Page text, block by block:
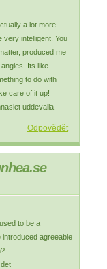
a lot more
very intelligent. You
produced me
Its like
to do with
care of it up!
uddevalla
Odpovědět
to be a
agreeable